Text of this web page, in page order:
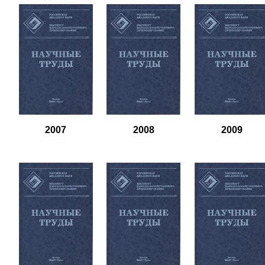
2007 2008 2009